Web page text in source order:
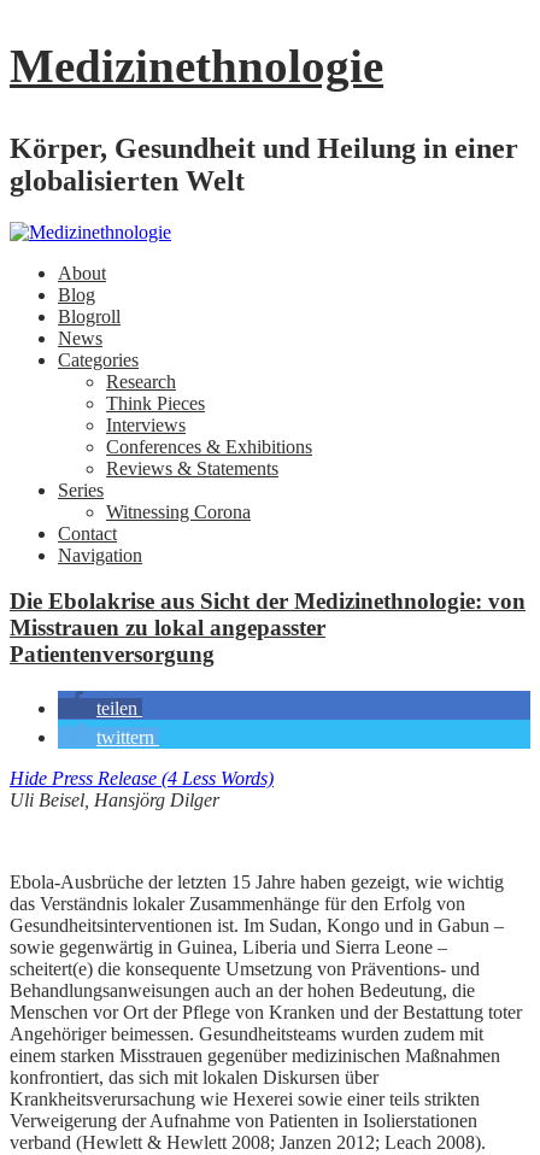
Medizinethnologie
Körper, Gesundheit und Heilung in einer
globalisierten Welt
About
Blog
Blogroll
News
Categories
Research
Think Pieces
Interviews
Conferences & Exhibitions
Reviews & Statements
Series
Witnessing Corona
Contact
Navigation
Die Ebolakrise aus Sicht der Medizinethnologie: von
Misstrauen zu lokal angepasster
Patientenversorgung
teilen
twittern
Hide Press Release (4 Less Words)
Uli Beisel, Hansjörg Dilger
Ebola-Ausbrüche der letzten 15 Jahre haben gezeigt, wie wichtig
das Verständnis lokaler Zusammenhänge für den Erfolg von
Gesundheitsinterventionen ist. Im Sudan, Kongo und in Gabun –
sowie gegenwärtig in Guinea, Liberia und Sierra Leone –
scheitert(e) die konsequente Umsetzung von Präventions- und
Behandlungsanweisungen auch an der hohen Bedeutung, die
Menschen vor Ort der Pflege von Kranken und der Bestattung toter
Angehöriger beimessen. Gesundheitsteams wurden zudem mit
einem starken Misstrauen gegenüber medizinischen Maßnahmen
konfrontiert, das sich mit lokalen Diskursen über
Krankheitsverursachung wie Hexerei sowie einer teils strikten
Verweigerung der Aufnahme von Patienten in Isolierstationen
verband (Hewlett & Hewlett 2008; Janzen 2012; Leach 2008).